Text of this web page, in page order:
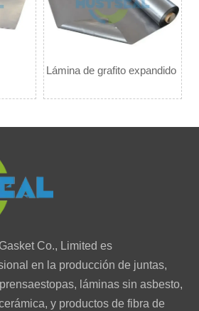
Lámina de grafito expandido
Co., Limited es
en la producción de juntas,
láminas sin asbesto,
y productos de fibra de